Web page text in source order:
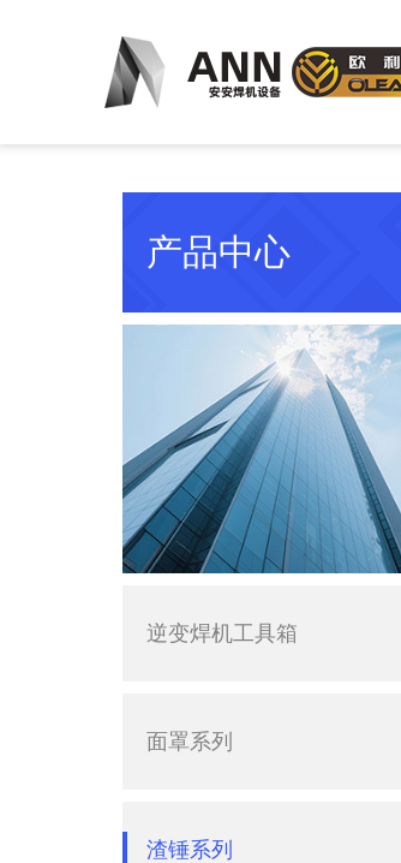
产品中心
逆变焊机工具箱
面罩系列
渣锤系列